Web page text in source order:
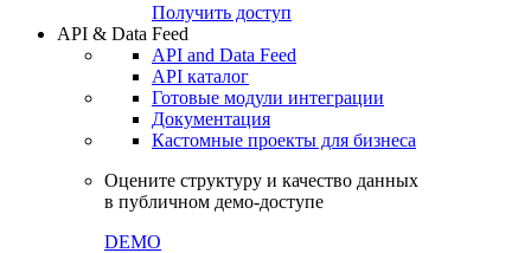
Получить доступ
API & Data Feed
API and Data Feed
API каталог
Готовые модули интеграции
Документация
Кастомные проекты для бизнеса
Оцените структуру и качество данных
в публичном демо-доступе
DEMO